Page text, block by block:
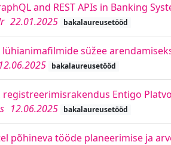
and REST APIs in Banking
22.01.2025 bakalaureusetööd
süžee
12.06.2025 bakalaureusetööd
Entigo
12.06.2025 bakalaureusetööd
põhineva tööde planeerimise ja